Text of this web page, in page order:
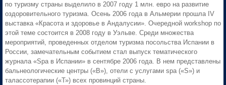
по туризму страны выделило в 2007 году 1 млн. евро на развитие
оздоровительного туризма. Осень 2006 года в Альмерии прошла IV
выставка «Красота и здоровье в Андалусии». Очередной workshop по
этой теме состоится в 2008 году в Уэльве. Среди множества
мероприятий, проведенных отделом туризма посольства Испании в
России, замечательным событием стал выпуск тематического
журнала «Spa в Испании» в сентябре 2006 года. В нем представлены
бальнеологические центры («В»), отели с услугами spa («S») и
талассотерапии («Т») всех провинций страны.